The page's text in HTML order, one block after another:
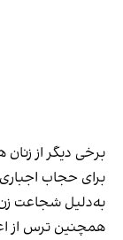
برخی دیگر از
برای حجاب
به‌دلیل شجاعت
همچنین ترس از